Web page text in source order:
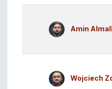
Amin
Wojciech